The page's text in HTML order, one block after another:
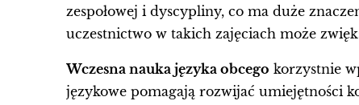
zespołowej i dyscypliny, co ma duże
uczestnictwo w takich zajęciach może
Wczesna nauka języka obcego korzystnie
językowe pomagają rozwijać umiejętności